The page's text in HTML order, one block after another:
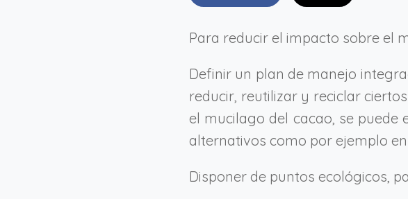
Para reducir el impacto sobre el
Definir un plan de manejo
reducir, reutilizar y reciclar
el mucilago del cacao, se puede
alternativos como por ejemplo
Disponer de puntos ecológicos,